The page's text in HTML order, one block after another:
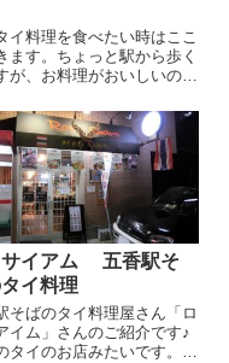
イ料理を食べたい時はここ
ます。ちょっと駅から歩く
が、お料理がおいしいのと
向いてしまいます。 松
口を出て、イトーヨーカド
のとおりを右へ。道なりに
い歩くと突き当たりま
サイアム 五香駅そ
イ料理
そばのタイ料理屋さん「ロ
イム」さんのご紹介です♪
タイのお店みたいです。